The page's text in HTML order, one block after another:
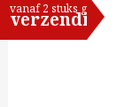
vanaf 2 stuks gratis
verzending